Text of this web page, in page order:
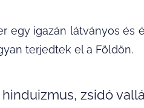
egy igazán látványos
terjedtek el a Földön.
zsidó